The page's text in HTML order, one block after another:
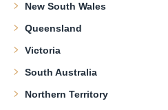
New South Wales
Queensland
Victoria
South Australia
Northern Territory